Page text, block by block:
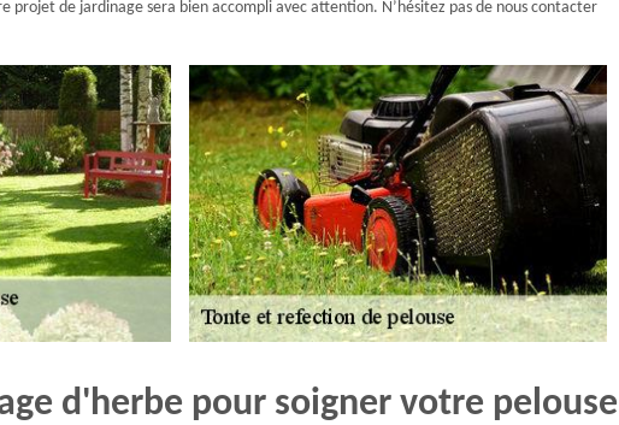
projet de jardinage sera bien accompli avec attention. N’hésitez pas de nous contacter
d'herbe pour soigner votre pelouse